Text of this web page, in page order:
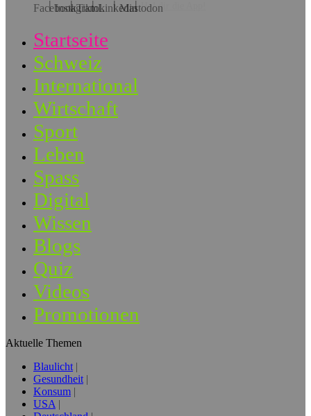
Hol dir die App!
Startseite
Schweiz
International
Wirtschaft
Sport
Leben
Spass
Digital
Wissen
Blogs
Quiz
Videos
Promotionen
Aktuelle Themen
Blaulicht
Gesundheit
Konsum
USA